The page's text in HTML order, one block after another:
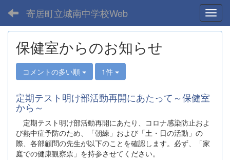
寄居町立城南中学校Web
保健室からのお知らせ
コメントの多い順 1件
定期テスト明け部活動再開にあたって～保健室
から～
定期テスト明け部活動再開にあたり、コロナ感染防止およ
び熱中症予防のため、「朝練」および「土・日の活動」の
際、各部顧問の先生が以下のことを確認します。必ず、「家
庭での健康観察票」を持参させてください。